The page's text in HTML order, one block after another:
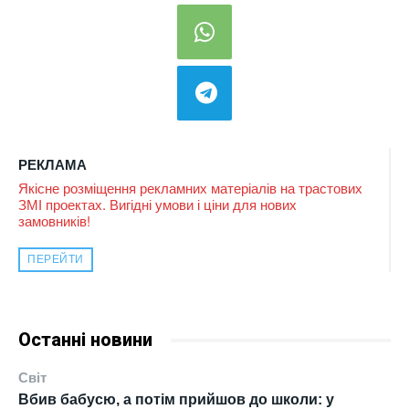
РЕКЛАМА
Якісне розміщення рекламних матеріалів на трастових
ЗМІ проектах. Вигідні умови і ціни для нових
замовників!
ПЕРЕЙТИ
Останні новини
Світ
Вбив бабусю, а потім прийшов до школи: у